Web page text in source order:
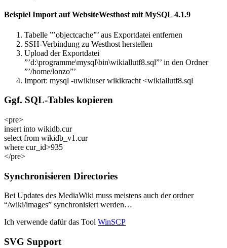
Beispiel Import auf WebsiteWesthost mit MySQL 4.1.9
Tabelle ”’objectcache”’ aus Exportdatei entfernen
SSH-Verbindung zu Westhost herstellen
Upload der Exportdatei
”’d:\programme\mysql\bin\wikiallutf8.sql”’ in den Ordner
”’/home/lonzo”’
Import: mysql -uwikiuser wikikracht <wikiallutf8.sql
Ggf. SQL-Tables kopieren
<pre>
insert into wikidb.cur
select from wikidb_v1.cur
where cur_id>935
</pre>
Synchronisieren Directories
Bei Updates des MediaWiki muss meistens auch der ordner
“/wiki/images” synchronisiert werden…
Ich verwende dafür das Tool WinSCP
SVG Support